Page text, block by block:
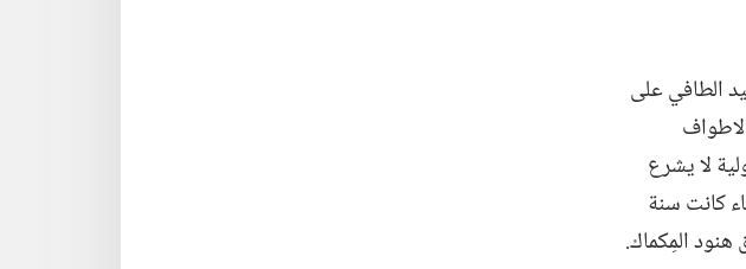
الطافي على
لا يشرع
كانت سنة
هنود المِكماك.‏